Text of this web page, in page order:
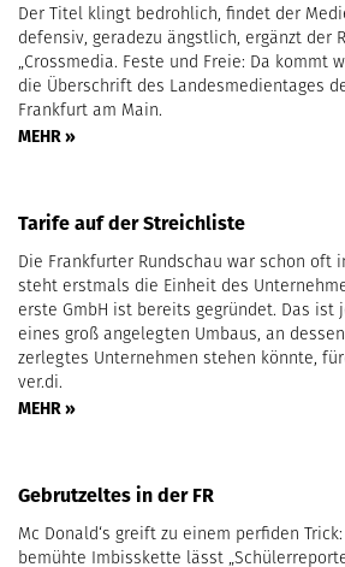
Der Titel klingt bedrohlich, findet der
defensiv, geradezu ängstlich, ergänzt der
„Crossmedia. Feste und Freie: Da kommt
die Überschrift des Landesmedientages
Frankfurt am Main.
MEHR »
Tarife auf der Streichliste
Die Frankfurter Rundschau war schon oft
steht erstmals die Einheit des
erste GmbH ist bereits gegründet. Das ist
eines groß angelegten Umbaus, an
zerlegtes Unternehmen stehen könnte,
ver.di.
MEHR »
Gebrutzeltes in der FR
Mc Donald‘s greift zu einem perfiden
bemühte Imbisskette lässt